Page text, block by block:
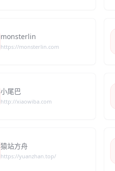
monsterlin
https://monsterlin.com
小尾巴
http://xiaowiba.com
猿站方舟
https://yuanzhan.top/